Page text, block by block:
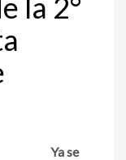
Ya se